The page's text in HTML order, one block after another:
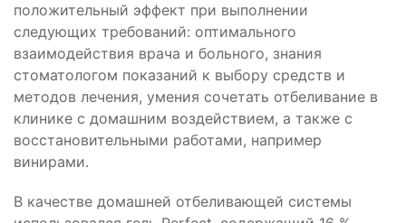
положительный эффект при выполнении
следующих требований: оптимального
взаимодействия врача и больного, знания
стоматологом показаний к выбору средств и
методов лечения, умения сочетать отбеливание в
клинике с домашним воздействием, а также с
восстановительными работами, например
винирами.
В качестве домашней отбеливающей системы